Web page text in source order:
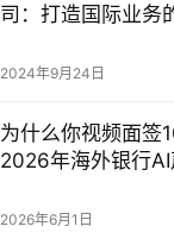
司：打造国际业务
2024年9月24日
为什么你视频面签
2026年海外银行AI
2026年6月1日